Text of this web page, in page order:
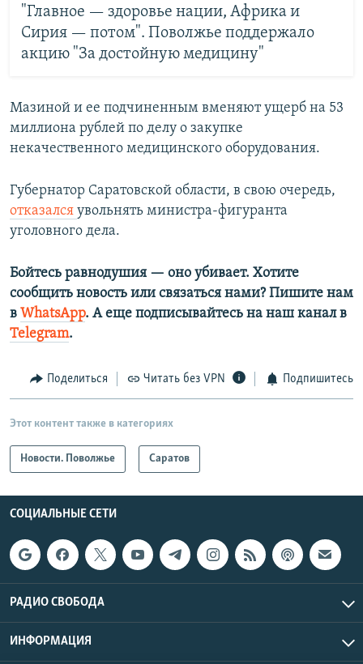
"Главное — здоровье нации, Африка и
Сирия — потом". Поволжье поддержало
акцию "За достойную медицину"
Мазиной и ее подчиненным вменяют ущерб на 53
миллиона рублей по делу о закупке
некачественного медицинского оборудования.​
Губернатор Саратовской области, в свою очередь,
отказался увольнять министра-фигуранта
уголовного дела.
Бойтесь равнодушия — оно убивает. Хотите
сообщить новость или связаться нами? Пишите нам
в WhatsApp. А еще подписывайтесь на наш канал в
Telegram.
Поделиться Читать без VPN Подпишитесь
Этот контент также в категориях
Новости. Поволжье Саратов
СОЦИАЛЬНЫЕ СЕТИ
РАДИО СВОБОДА
ИНФОРМАЦИЯ